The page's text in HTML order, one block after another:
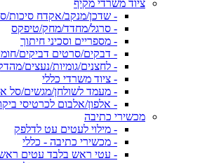
ציוד משרדי מקיף
- שדכן/מנקב/אקדח סיכות/
- סרגל/מחדד/מחק/טיפקס
- מספריים וסכיני חיתוך
- דבקים/סרטים דביקים/
- לחצנים/גומיות/נעצים/
- ציוד משרדי כללי
- מעמד לשולחן/מגשים/סל
- אלפון/אלבום לכרטיסי
מכשירי כתיבה
- מילוי לעטים עט לדלפק
- מכשירי כתיבה - כללי
- עטי ראש בלבד עטים